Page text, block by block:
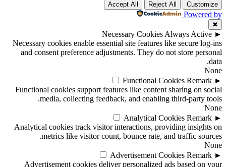
Customize
Reject All
Accept All
Powered by
✖
►
Necessary Cookies Always Active
Necessary cookies enable essential site features like secure log-ins
and consent preference adjustments. They do not store personal
data.
None
►
Functional Cookies Remark
Functional cookies support features like content sharing on social
media, collecting feedback, and enabling third-party tools.
None
►
Analytical Cookies Remark
Analytical cookies track visitor interactions, providing insights on
metrics like visitor count, bounce rate, and traffic sources.
None
►
Advertisement Cookies Remark
Advertisement cookies deliver personalized ads based on your